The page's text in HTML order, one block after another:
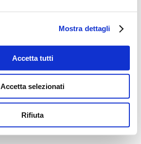
Mostra dettagli
Accetta tutti
Accetta selezionati
Rifiuta